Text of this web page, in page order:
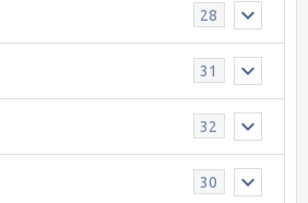
28
31
32
30